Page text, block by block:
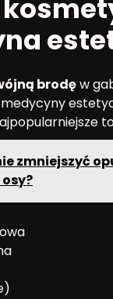
brodęw
zmniejszyć